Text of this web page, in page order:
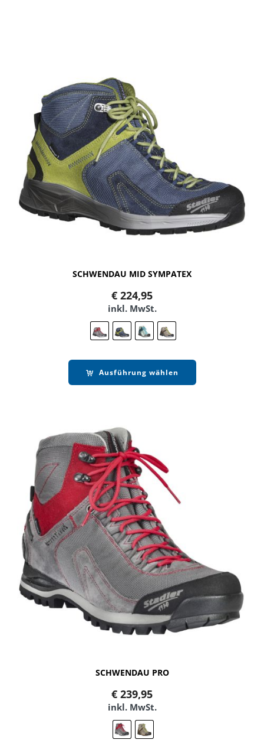
SCHWENDAU MID SYMPATEX
€ 224,95
inkl. MwSt.
Ausführung wählen
SCHWENDAU PRO
€ 239,95
inkl. MwSt.